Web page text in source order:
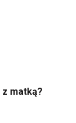
z matką?